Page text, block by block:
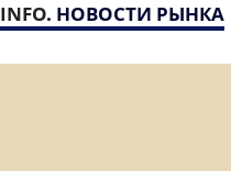
INFO. НОВОСТИ РЫНКА